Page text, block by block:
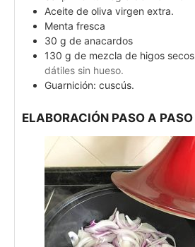
Aceite de oliva virgen extra.
Menta fresca
30 g de anacardos
130 g de mezcla de higos secos
dátiles sin hueso.
Guarnición: cuscús.
ELABORACIÓN PASO A PASO